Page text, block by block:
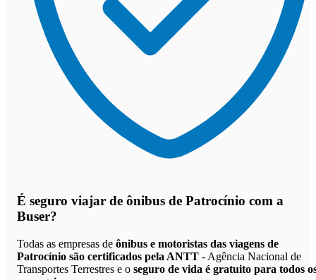
É seguro viajar de ônibus de Patrocínio com a
Buser?
Todas as empresas de ônibus e motoristas das viagens de
Patrocínio são certificados pela ANTT - Agência Nacional de
Transportes Terrestres e o seguro de vida é gratuito para todos